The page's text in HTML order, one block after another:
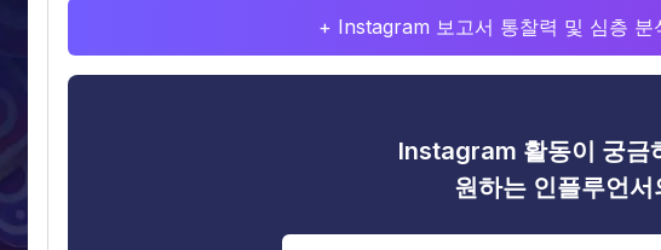
+ Instagram 보고서 통찰력 및 심층 분
Instagram 활동이 궁금
원하는 인플루언서